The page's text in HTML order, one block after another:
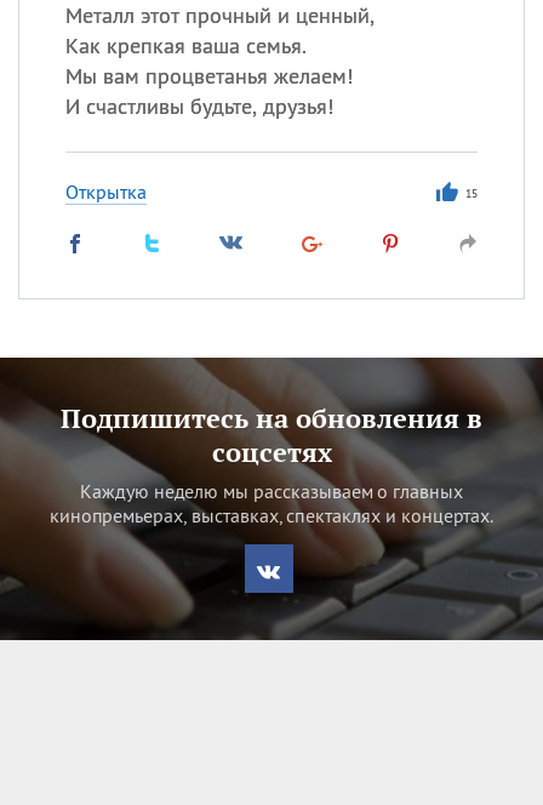
Металл этот прочный и ценный,
Как крепкая ваша семья.
Мы вам процветанья желаем!
И счастливы будьте, друзья!
Открытка 15
Подпишитесь на обновления в
соцсетях
Каждую неделю мы рассказываем о главных
кинопремьерах, выставках, спектаклях и концертах.